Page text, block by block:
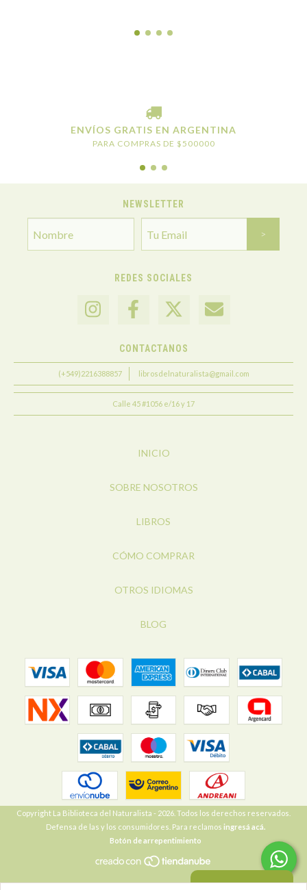
ENVÍOS GRATIS EN ARGENTINA
PARA COMPRAS DE $500000
NEWSLETTER
REDES SOCIALES
CONTACTANOS
(+549)2216388857 librosdelnaturalista@gmail.com
Calle 45 #1056 e/16 y 17
INICIO
SOBRE NOSOTROS
LIBROS
CÓMO COMPRAR
OTROS IDIOMAS
BLOG
Copyright La Biblioteca del Naturalista - 2026. Todos los derechos reservados.
Defensa de las y los consumidores. Para reclamos ingresá acá.
Botón de arrepentimiento